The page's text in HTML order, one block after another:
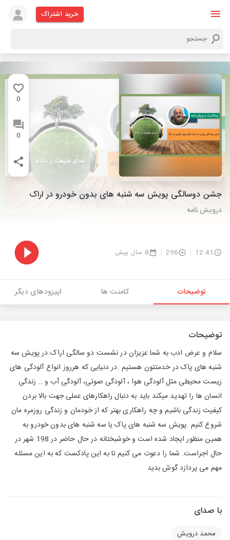
خرید اشتراک
0
0
جشن دوسالگی پویش سه شنبه های بدون خودرو در اراک
درویش نامه
12:41
296 8 سال پیش
توضیحات کامنت ها اپیزودهای دیگر
توضیحات
سلام و عرض ادب به شما عزیزان در نشست دو سالگی اراک در پویش سه
شنبه های پاک در خدمتتون هستیم .در دنیایی که هرروز انواع آلودگی های
زیست محیطی مثل آلودگی هوا ، آلودگی صوتی، آلودگی آب و .. زندگی
انسان ها را تهدید میکند باید به دنبال راهکارهای عملی جهت بالا بردن
کیفیت زندگی باشیم و چه راهکاری بهتر که از خودمان و زندگی روزمره مان
شروع کنیم .پویش سه شنبه های پاک یا سه شنبه های بدون خودرو به
همین منظور ایجاد شده است و خوشبختانه در حال حاضر در 198 شهر در
حال اجراست. شما را دعوت می کنیم تا به این پادکست که به این مسئله
مهم می پردازد گوش بدید
با صدای
محمد درویش